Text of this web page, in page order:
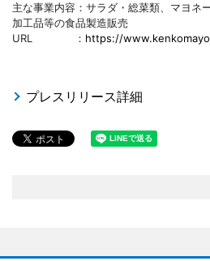
主な事業内容：サラダ・総菜類、マヨネ
加工品等の食品製造販売
URL ： https://
プレスリリース詳細